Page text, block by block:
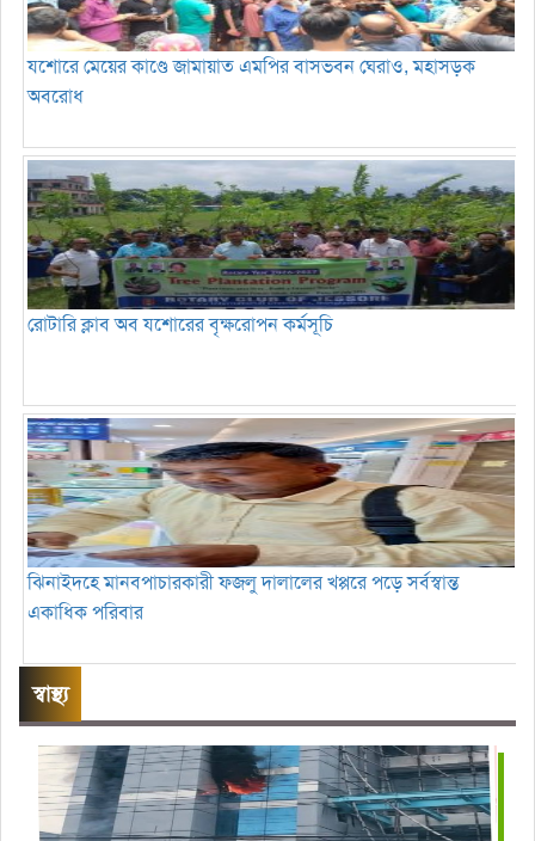
যশোরে মেয়ের কাণ্ডে জামায়াত এমপির বাসভবন ঘেরাও, মহাসড়ক
অবরোধ
রোটারি ক্লাব অব যশোরের বৃক্ষরোপন কর্মসূচি
ঝিনাইদহে মানবপাচারকারী ফজলু দালালের খপ্পরে পড়ে সর্বস্বান্ত
একাধিক পরিবার
স্বাস্থ্য